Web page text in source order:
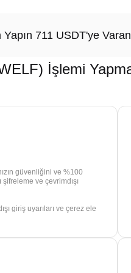
711 USDT'ye
İşlemi
güvenliğini ve %100
ve çevrimdışı
giriş uyarıları ve çerez ele